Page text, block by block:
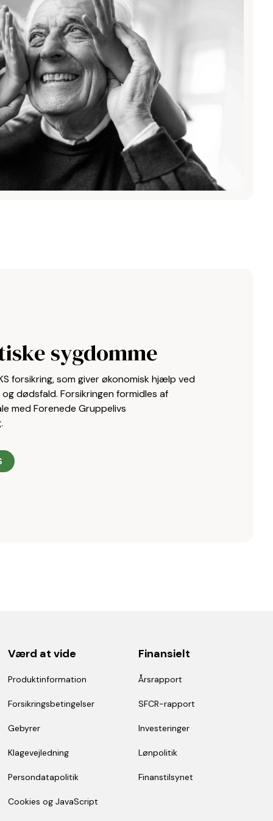
sygdomme
forsikring, som giver økonomisk hjælp ved
dødsfald. Forsikringen formidles af
med Forenede Gruppelivs
Værd at vide
Produktinformation
Forsikringsbetingelser
Gebyrer
Klagevejledning
Persondatapolitik
Cookies og JavaScript
Finansielt
Årsrapport
SFCR-rapport
Investeringer
Lønpolitik
Finanstilsynet